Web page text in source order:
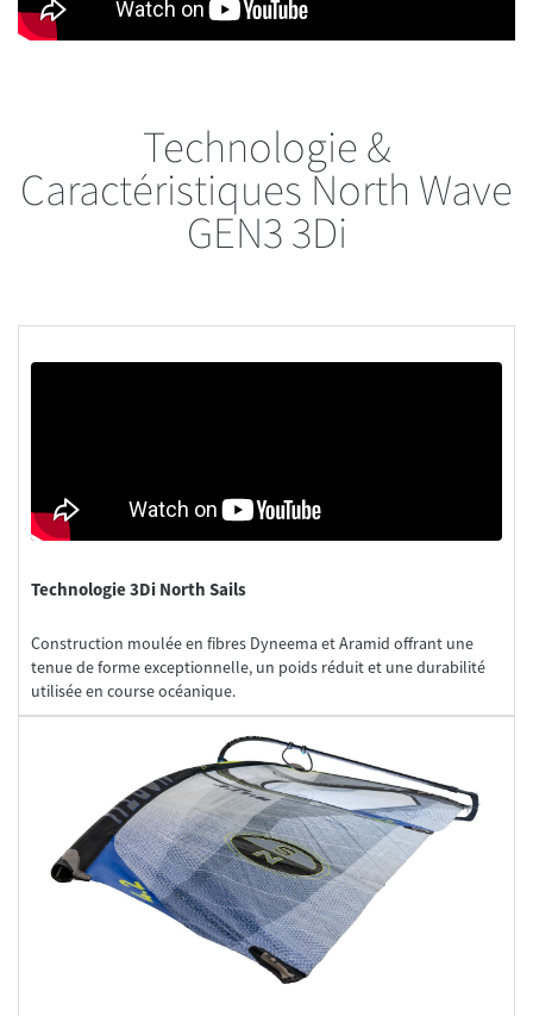
Technologie &
Caractéristiques North Wave
GEN3 3Di
Technologie 3Di North Sails
Construction moulée en fibres Dyneema et Aramid offrant une
tenue de forme exceptionnelle, un poids réduit et une durabilité